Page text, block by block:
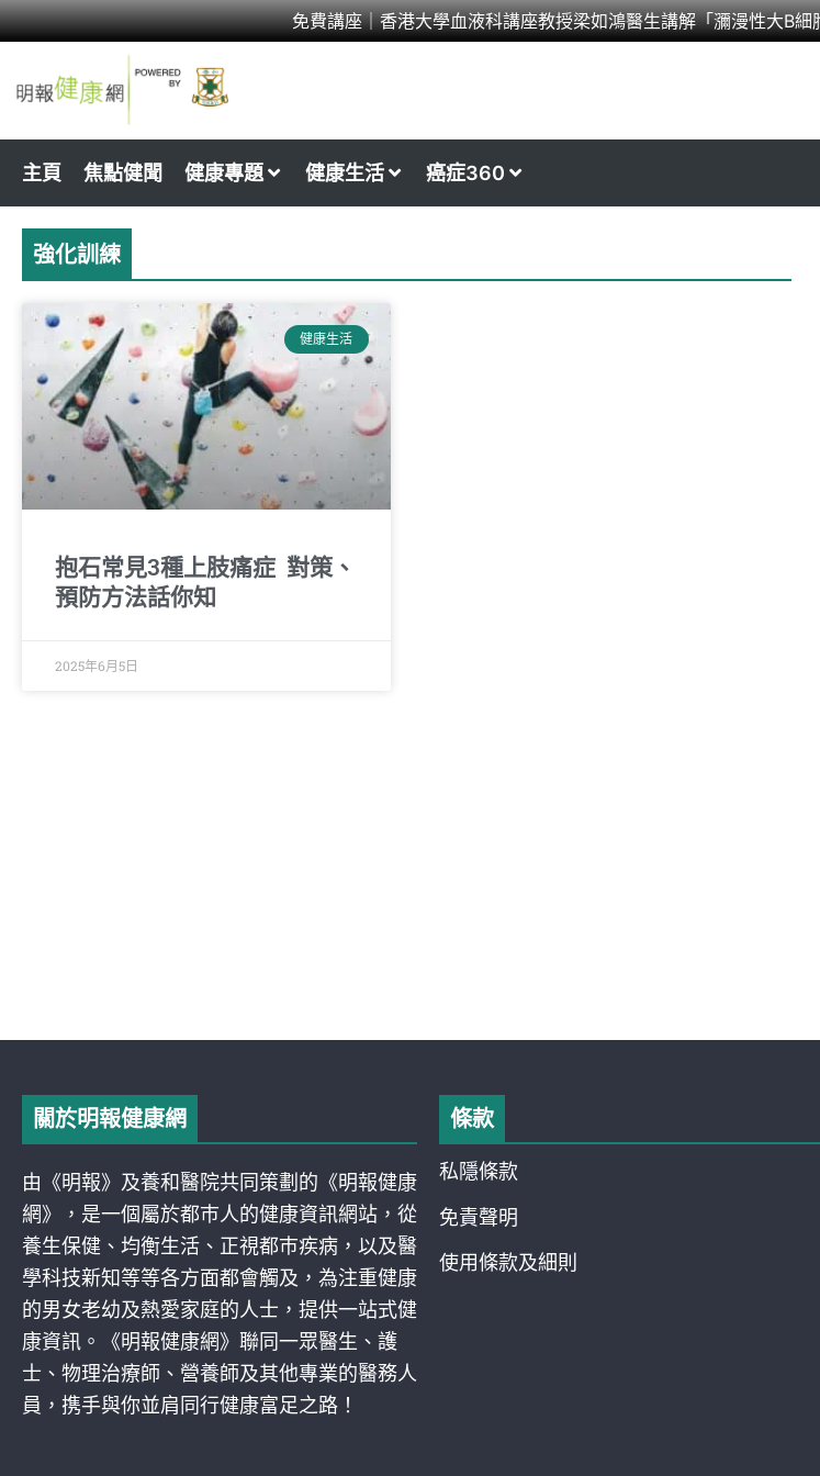
免費講座｜香港大學血液科講座教授梁如鴻醫生講解「瀰漫性大B
Skip
to
content
主頁 焦點健聞 健康專題 健康生活 癌症360
強化訓練
健康生活
抱石常見3種上肢痛症 對策、
預防方法話你知
2025年6月5日
關於明報健康網
由《明報》及養和醫院共同策劃的《明報健康
網》，是一個屬於都巿人的健康資訊網站，從
養生保健、均衡生活、正視都巿疾病，以及醫
學科技新知等等各方面都會觸及，為注重健康
的男女老幼及熱愛家庭的人士，提供一站式健
康資訊。《明報健康網》聯同一眾醫生、護
士、物理治療師、營養師及其他專業的醫務人
員，携手與你並肩同行健康富足之路！
條款
私隱條款
免責聲明
使用條款及細則